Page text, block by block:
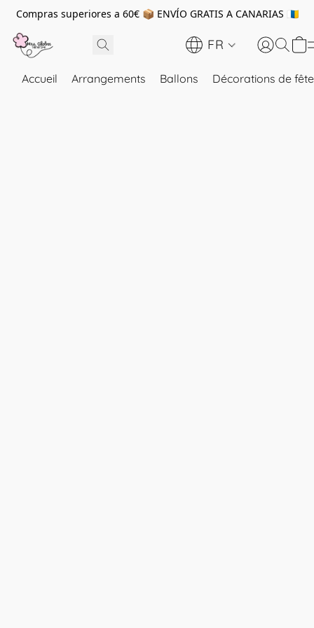
Compras superiores a 60€ 📦 ENVÍO GRATIS A CANARIAS 🇮🇨
FR
Accueil Arrangements Ballons Décorations de fête